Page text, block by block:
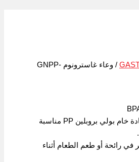
/ وعاء غاسترونوم GNPP-
يتم إنتاجه من مادة خام بولي بروبلين PP مناسبة
في رائحة أو طعم الطعام أثناء